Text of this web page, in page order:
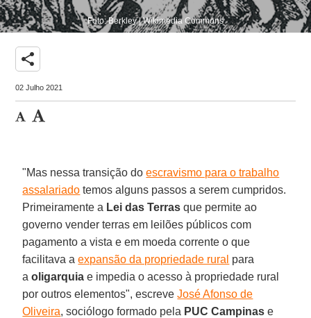
Foto: Berkley | Wikimedia Commons
share
02 Julho 2021
"Mas nessa transição doescravismo para o trabalho
assalariado temos alguns passos a serem cumpridos.
Primeiramente a Lei das Terras que permite ao
governo vender terras em leilões públicos com
pagamento a vista e em moeda corrente o que
facilitava aexpansão da propriedade rural para
aoligarquia e impedia o acesso à propriedade rural
por outros elementos", escreveJosé Afonso de
Oliveira, sociólogo formado pela PUC Campinas e